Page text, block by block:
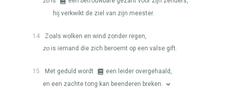
hij verkwikt de ziel van zijn meester.
14
Zoals wolken en wind zonder regen,
zois iemand die zich beroemt op een valse gift.
15 Met geduld wordt
een leider overgehaald,
en een zachte tong kan beenderen breken.